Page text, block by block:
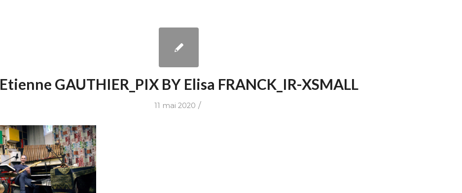
Etienne GAUTHIER_PIX BY Elisa FRANCK_IR-XSMALL
11 mai 2020 /